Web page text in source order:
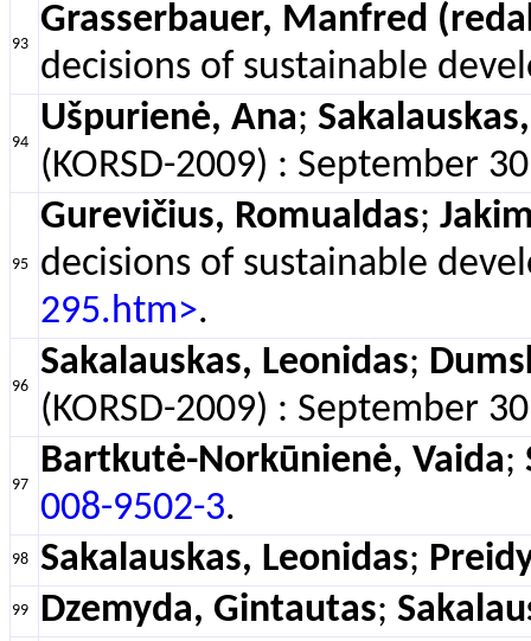
93
Grasserbauer, Manfred
decisions of sustainable
94
Ušpurienė, Ana;
(KORSD-2009) : September
95
Gurevičius, Romualdas;
decisions of sustainable
295.htm>.
96
Sakalauskas, Leonidas;
(KORSD-2009) : September
97
Bartkutė-Norkūnienė, Vaida;
008-9502-3.
98 Sakalauskas, Leonidas;
99 Dzemyda, Gintautas;